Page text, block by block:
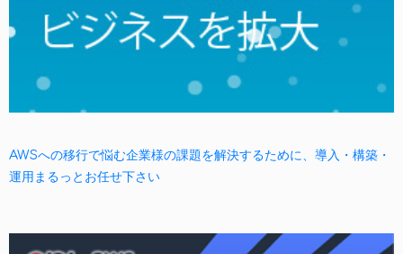
AWSへの移行で悩む企業様の課題を解決するために、導入・構築・
運用まるっとお任せ下さい